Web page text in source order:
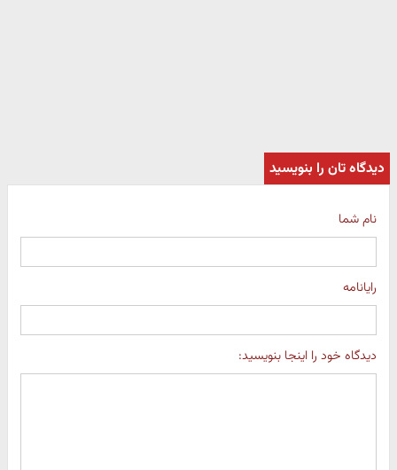
دیدگاه تان را بنویسید
نام شما
رایانامه
دیدگاه خود را اینجا بنویسید: